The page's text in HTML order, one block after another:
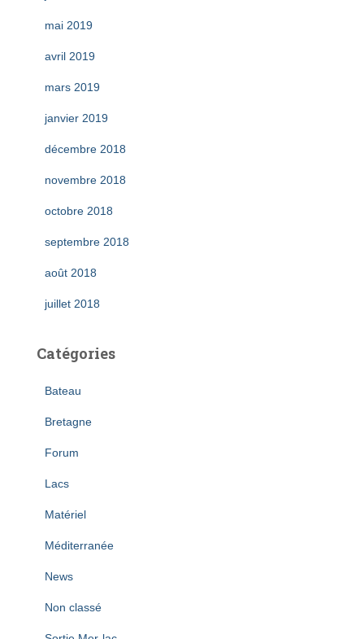
mai 2019
avril 2019
mars 2019
janvier 2019
décembre 2018
novembre 2018
octobre 2018
septembre 2018
août 2018
juillet 2018
Catégories
Bateau
Bretagne
Forum
Lacs
Matériel
Méditerranée
News
Non classé